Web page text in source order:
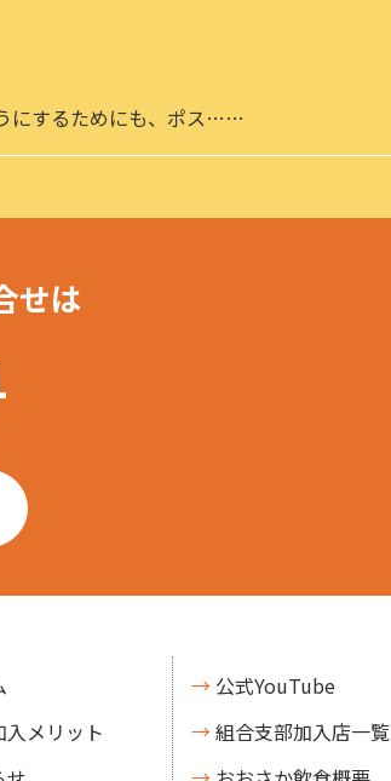
にするためにも、ポス……
せは
入メリット
公式YouTube
組合支部加入店一覧